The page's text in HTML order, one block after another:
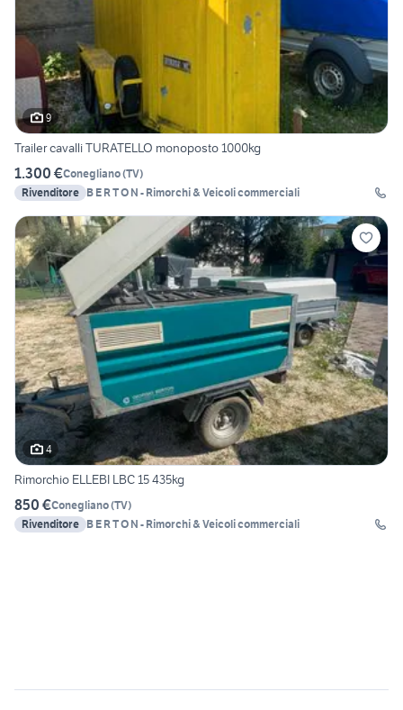
9
Trailer cavalli TURATELLO monoposto 1000kg
1.300 €Conegliano(TV)
Rivenditore B E R T O N - Rimorchi & Veicoli commerciali
4
Rimorchio ELLEBI LBC 15 435kg
850 €Conegliano(TV)
Rivenditore B E R T O N - Rimorchi & Veicoli commerciali